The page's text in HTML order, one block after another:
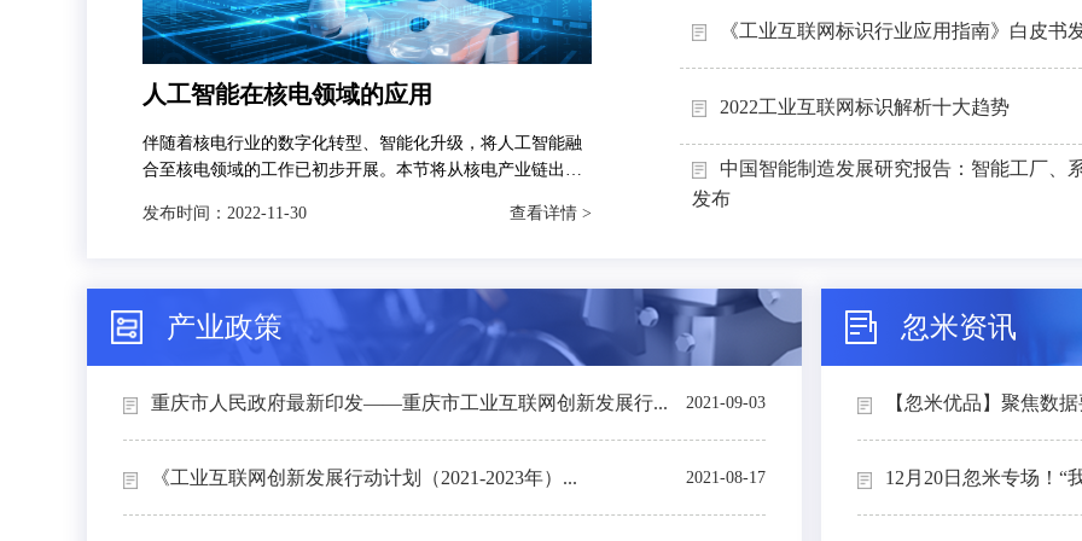
人工智能在核电领域的应用
伴随着核电行业的数字化转型、智能化升级，将人工智能融
合至核电领域的工作已初步开展。本节将从核电产业链出
和智能运维4个场景下的典型应用进行介绍。
发布时间： 2022-11-30 查看详情 >
《工业互联网标识行业应用指南》白皮书
2022工业互联网标识解析十大趋势
中国智能制造发展研究报告：智能工厂、
发布
产业政策
重庆市人民政府最新印发——重庆市工业互联网创新发展行... 2021-09-03
《工业互联网创新发展行动计划（2021-2023年）... 2021-08-17
忽米资讯
【忽米优品】聚焦数
12月20日忽米专场！“